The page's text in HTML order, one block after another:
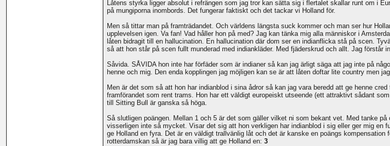
Låtens styrka ligger absolut i refrängen som jag tror kan sätta sig i flertalet skallar runt om i
på mungiporna inombords. Det fungerar faktiskt och det tackar vi Holland för.
Men så tittar man på framträdandet. Och världens längsta suck kommer och man ser hur
upplevelsen igen. Va fan! Vad håller hon på med? Jag kan tänka mig alla människor i
låten bidragit till en hallucination. En hallucination där dom ser en indianflicka stå på scen.
så att hon står på scen fullt munderad med indiankläder. Med fjäderskrud och allt. Jag
Såvida. SÅVIDA hon inte har förfäder som är indianer så kan jag ärligt säga att jag inte på
henne och mig. Den enda kopplingen jag möjligen kan se är att låten doftar lite country men
Men är det som så att hon har indianblod i sina ådror så kan jag vara beredd att ge henne
framförandet som rent trams. Hon har ett väldigt europeiskt utseende (ett attraktivt sådant
till Sitting Bull är ganska så höga.
Så slutligen poängen. Mellan 1 och 5 är det som gäller vilket ni som bekant vet. Med tanke
visserligen inte så mycket. Visar det sig att hon verkligen har indianblod i sig eller ger mig
ge Holland en fyra. Det är en väldigt trallvänlig låt och det är kanske en poängs
rotterdamskan så är jag bara villig att ge Holland en: 3